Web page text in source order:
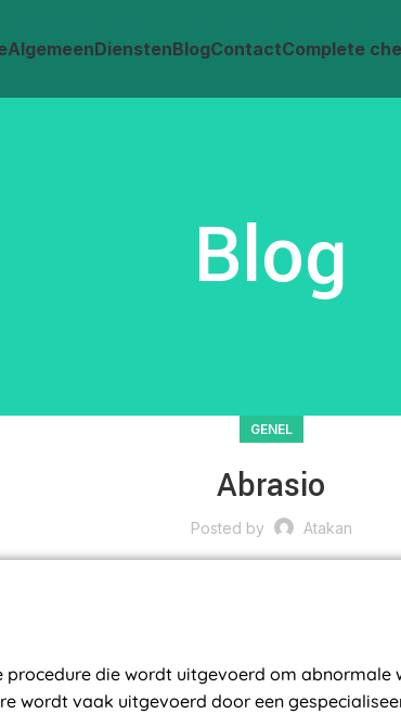
AlgemeenDienstenBlogContactComplete
Blog
GENEL
Abrasio
Posted by Atakan
procedure die wordt uitgevoerd om
wordt vaak uitgevoerd door een